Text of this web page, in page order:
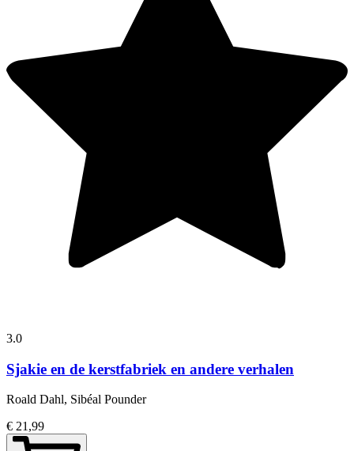
3.0
Sjakie en de kerstfabriek en andere verhalen
Roald Dahl, Sibéal Pounder
€ 21,99